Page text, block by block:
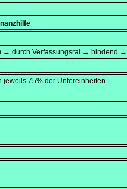
→ durch Verfassungsrat → bindend
jeweils 75% der Untereinheiten